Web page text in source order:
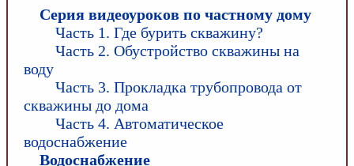
Серия видеоуроков по частному дому
Часть 1. Где бурить скважину?
Часть 2. Обустройство скважины на
воду
Часть 3. Прокладка трубопровода от
скважины до дома
Часть 4. Автоматическое
водоснабжение
Водоснабжение